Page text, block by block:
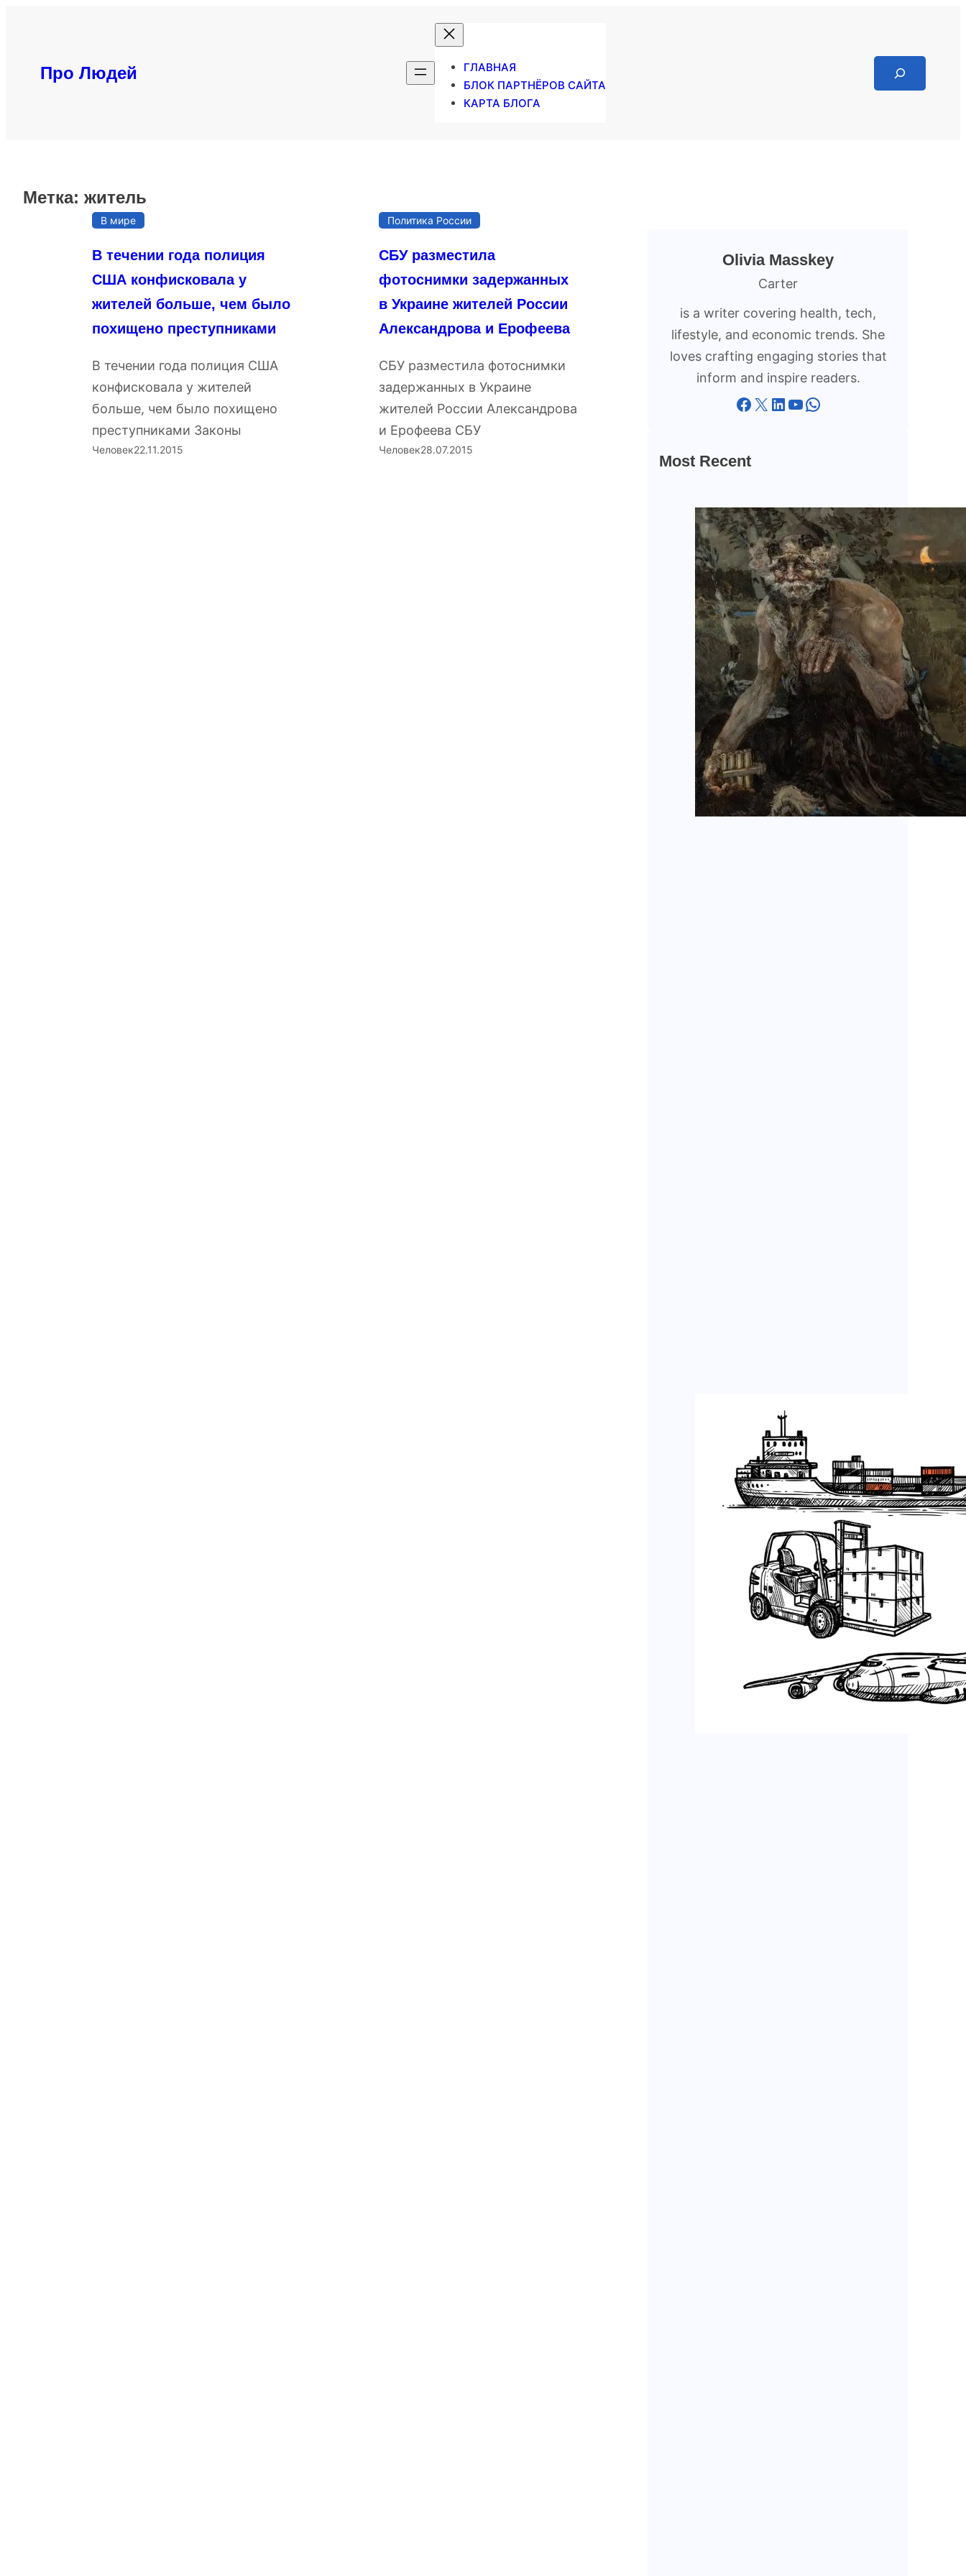
Про Людей
ГЛАВНАЯ
БЛОК ПАРТНЁРОВ САЙТА
КАРТА БЛОГА
Метка: житель
В мире
В течении года полиция
США конфисковала у
жителей больше, чем было
похищено преступниками
В течении года полиция США
конфисковала у жителей
больше, чем было похищено
преступниками Законы
Человек22.11.2015
Политика России
СБУ разместила
фотоснимки задержанных
в Украине жителей России
Александрова и Ерофеева
СБУ разместила фотоснимки
задержанных в Украине
жителей России Александрова
и Ерофеева СБУ
Человек28.07.2015
Olivia Masskey
Carter
is a writer covering health, tech,
lifestyle, and economic trends. She
loves crafting engaging stories that
inform and inspire readers.
Facebook X LinkedIn YouTube WhatsApp
Most Recent